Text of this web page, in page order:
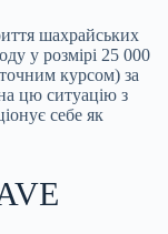
шахрайських
у розмірі 25 000
курсом) за
цю ситуацію з
себе як